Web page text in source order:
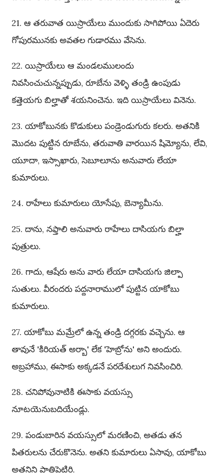
21. ఆ తరువాత యిస్రాయేలు ముందుకు సాగిపోయి ఏదెరు
గోపురమునకు అవతల గుడారము వేసెను.
22. యిస్రాయేలు ఆ మండలములందు
నివసించుచున్నప్పుడు, రూబేను వెళ్ళి తండ్రి ఉంపుడు
కత్తెయగు బిల్హాతో శయనించెను. ఇది యిస్రాయేలు వినెను.
23. యాకోబునకు కొడుకులు పండ్రెండుగురు కలరు. అతనికి
మొదట పుట్టిన రూబేను, తరువాతి వారయిన షిమ్యోను, లేవి,
యూదా, ఇస్సాఖారు, సెబూలూను అనువారు లేయా
కుమారులు.
24. రాహేలు కుమారులు యోసేపు, బెన్యామీను.
25. దాను, నఫ్తాలి అనువారు రాహేలు దాసియగు బిల్హా
పుత్రులు.
26. గాదు, ఆషేరు అను వారు లేయా దాసియగు జిల్పా
సుతులు. వీరందరు పద్దనారాములో పుట్టిన యాకోబు
కుమారులు.
27. యాకోబు మమ్రేలో ఉన్న తండ్రి దగ్గరకు వచ్చెను. ఆ
తావునే 'కిరియత్ అర్బా' లేక 'హెబ్రోను' అని అందురు.
అబ్రహాము, ఈసాకు అక్కడనే పరదేశులుగ నివసించిరి.
28. చనిపోవునాటికి ఈసాకు వయస్సు
నూటయెనుబదియేండ్లు.
29. పండుబారిన వయస్సులో మరణించి, అతడు తన
పితరులను చేరుకొనెను. అతని కుమారులు ఏసావు, యాకోబు
అతనిని పాతిపెట్టిరి.